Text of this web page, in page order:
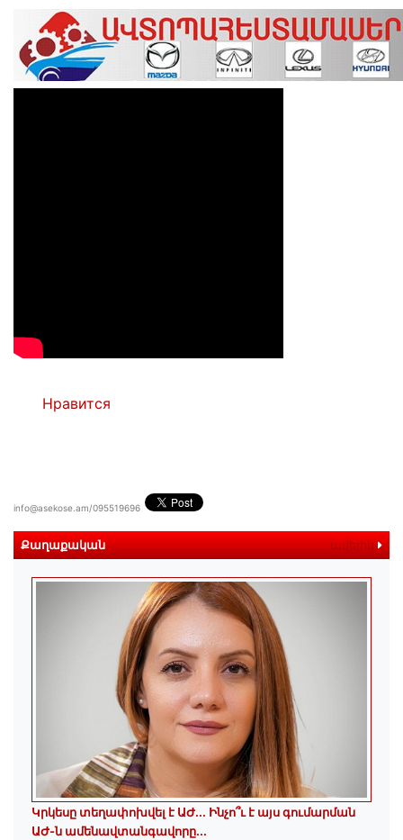
Нравится
info@asekose.am/095519696
Քաղաքական ավելին
Կրկեսը տեղափոխվել է ԱԺ... Ինչո՞ւ է այս գումարման
ԱԺ-ն ամենավտանգավորը...